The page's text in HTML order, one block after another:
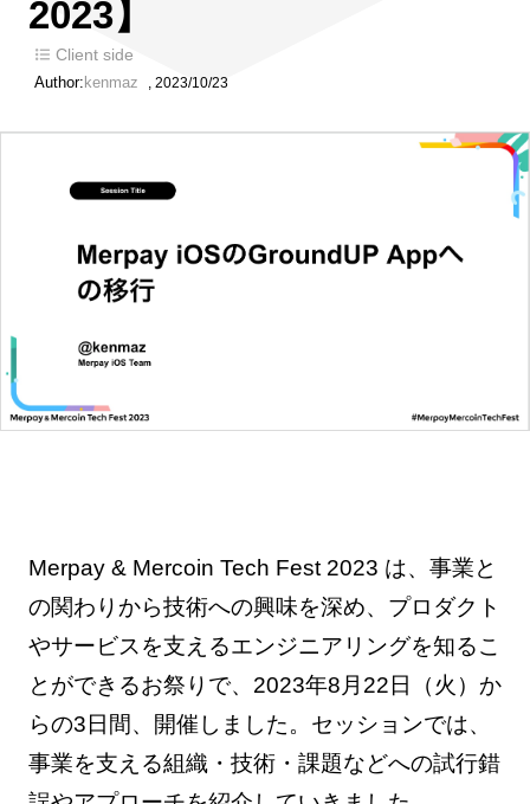
2023】
Client side
Author: kenmaz , 2023/10/23
Merpay & Mercoin Tech Fest 2023 は、事業と
の関わりから技術への興味を深め、プロダクト
やサービスを支えるエンジニアリングを知るこ
とができるお祭りで、2023年8月22日（火）か
らの3日間、開催しました。セッションでは、
事業を支える組織・技術・課題などへの試行錯